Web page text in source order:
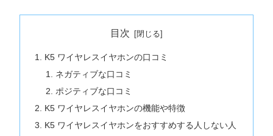
目次
K5 ワイヤレスイヤホンの口コミ
ネガティブな口コミ
ポジティブな口コミ
K5 ワイヤレスイヤホンの機能や特徴
K5 ワイヤレスイヤホンをおすすめする人しない人